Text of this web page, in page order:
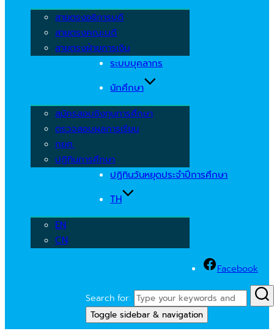
สายตรงอธิการบดี
สายตรงคณะบดี
สายตรงฝ่ายการเงิน
ระบบบุคลากร
นักศึกษา
สมัครสอบชิงทุนการศึกษา
ตรวจสอบผลการเรียน
กยศ.
ปฏิทินการศึกษา
ปฏิทินวันหยุดประจำปีการศึกษา
TH
EN
CN
Facebook
Search for:
Toggle sidebar & navigation